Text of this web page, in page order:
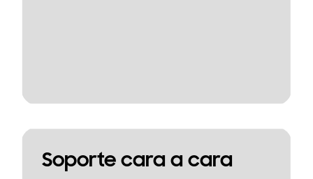
Soporte cara a cara